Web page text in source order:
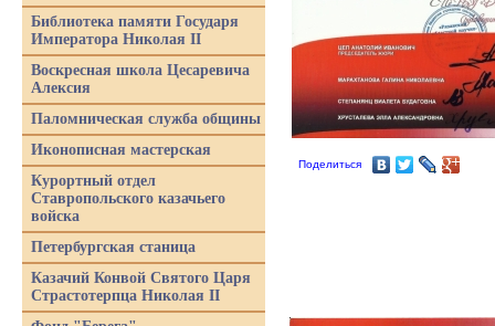
Поделиться
Библиотека памяти Государя
Императора Николая II
Воскресная школа Цесаревича
Алексия
Паломническая служба общины
Иконописная мастерская
Курортный отдел
Ставропольского казачьего
войска
Петербургская станица
Казачий Конвой Святого Царя
Страстотерпца Николая II